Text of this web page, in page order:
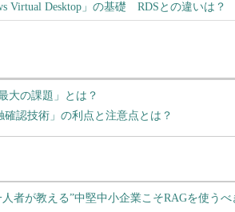
Virtual Desktop」の基礎 RDSとの違いは？
大の課題」とは？
認技術」の利点と注意点とは？